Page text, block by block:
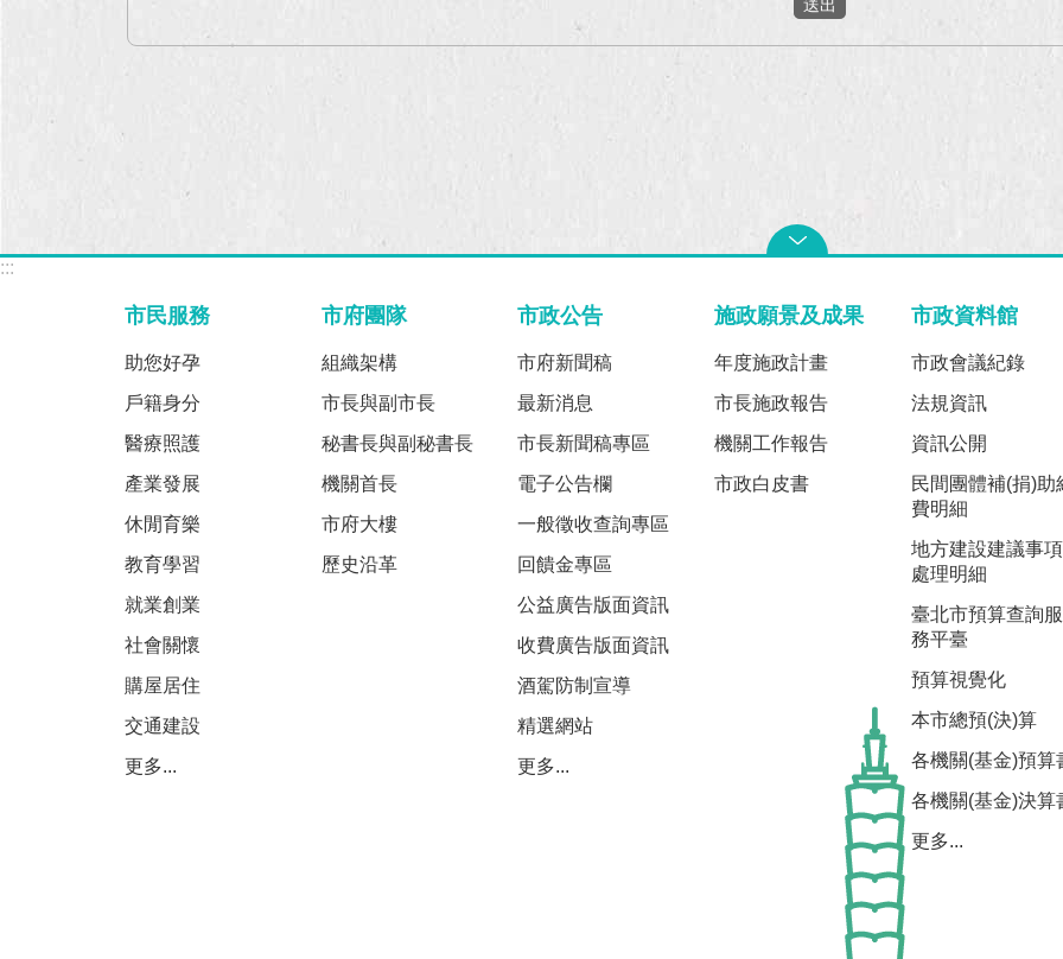
:::
市民服務
助您好孕
戶籍身分
醫療照護
產業發展
休閒育樂
教育學習
就業創業
社會關懷
購屋居住
交通建設
更多...
市府團隊
組織架構
市長與副市長
秘書長與副秘書長
機關首長
市府大樓
歷史沿革
市政公告
市府新聞稿
最新消息
市長新聞稿專區
電子公告欄
一般徵收查詢專區
回饋金專區
公益廣告版面資訊
收費廣告版面資訊
酒駕防制宣導
精選網站
更多...
施政願景及成果
年度施政計畫
市長施政報告
機關工作報告
市政白皮書
市政資料館
市政會議紀錄
法規資訊
資訊公開
民間團體補(捐)助
費明細
地方建設建議事項
處理明細
臺北市預算查詢服
務平臺
預算視覺化
本市總預(決)算
各機關(基金)預算
各機關(基金)決算
更多...